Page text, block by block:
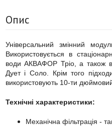
Опис
Універсальний змінний
Використовується в
води АКВАФОР Тріо, а також
Дует і Соло. Крім того
використовують 10-ти
Технічні характеристики:
Механічна фільтрація -